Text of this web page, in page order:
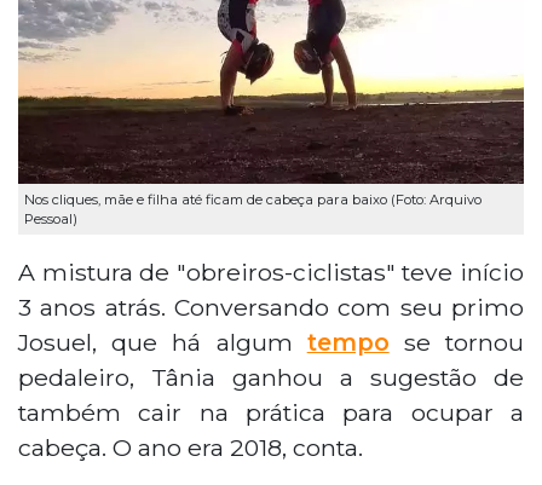
Nos cliques, mãe e filha até ficam de cabeça para baixo (Foto: Arquivo
Pessoal)
A mistura de "obreiros-ciclistas" teve início
3 anos atrás. Conversando com seu primo
Josuel, que há algum tempo se tornou
pedaleiro, Tânia ganhou a sugestão de
também cair na prática para ocupar a
cabeça. O ano era 2018, conta.